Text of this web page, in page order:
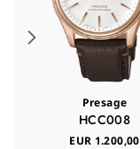
Presage
HCC008
EUR 1.200,00